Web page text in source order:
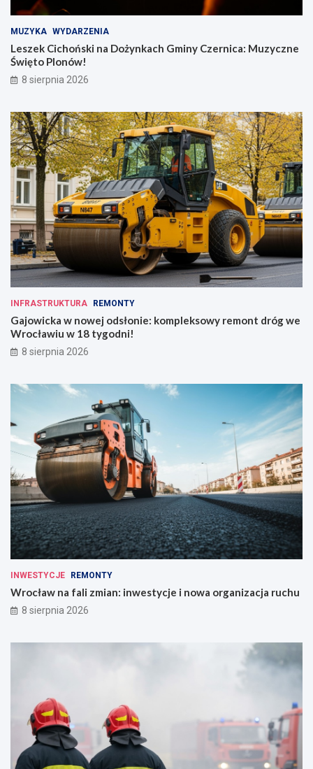
MUZYKA WYDARZENIA
Leszek Cichoński na Dożynkach Gminy Czernica: Muzyczne
Święto Plonów!
8 sierpnia 2026
INFRASTRUKTURA REMONTY
Gajowicka w nowej odsłonie: kompleksowy remont dróg we
Wrocławiu w 18 tygodni!
8 sierpnia 2026
INWESTYCJE REMONTY
Wrocław na fali zmian: inwestycje i nowa organizacja ruchu
8 sierpnia 2026